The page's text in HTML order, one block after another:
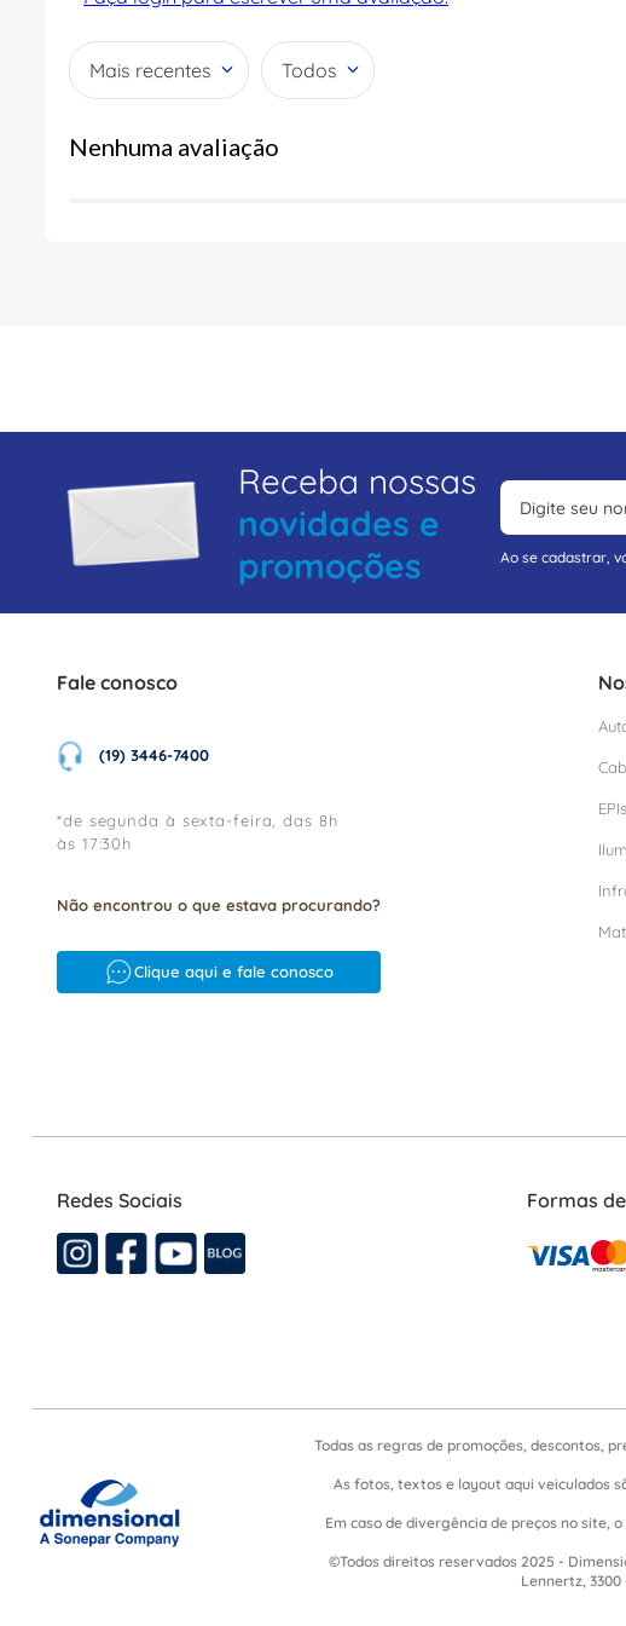
Mais recentes Todos
Nenhuma avaliação
Receba nossas
novidades e
promoções
Ao se cadastrar,
Fale conosco
(19) 3446-7400
*de segunda à sexta-feira, das 8h
às 17:30h
Não encontrou o que estava procurando?
Clique aqui e fale conosco
EPIs
Redes Sociais Formas
Todas as regras de promoções, descontos,
As fotos, textos e layout aqui veiculados
Em caso de divergência de preços no site,
©Todos direitos reservados 2025 -
Lennertz,